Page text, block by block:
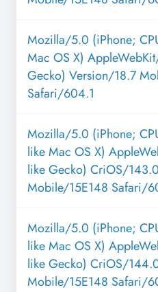
Mozilla/5.0 (iPhone;
Mac OS X)
Gecko) Version/18.7
Safari/604.1
Mozilla/5.0 (iPhone;
like Mac OS X)
like Gecko) CriOS/
Mobile/15E148 Safari/
Mozilla/5.0 (iPhone;
like Mac OS X)
like Gecko) CriOS/
Mobile/15E148 Safari/